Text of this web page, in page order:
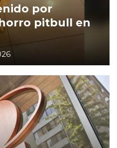
por
pitbull en